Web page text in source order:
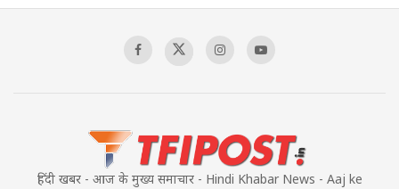
हिंदी खबर - आज के मुख्य समाचार - Hindi Khabar News - Aaj ke